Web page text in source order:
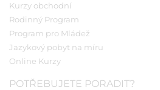
Kurzy obchodní
Rodinný Program
Program pro Mládež
Jazykový pobyt na míru
Online Kurzy
POTŘEBUJETE PORADIT?